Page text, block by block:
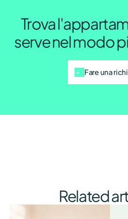
Trova
serve nel modo
Fare una
Related